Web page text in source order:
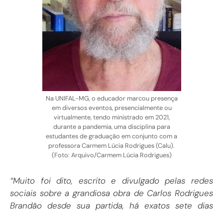
Na UNIFAL-MG, o educador marcou presença
em diversos eventos, presencialmente ou
virtualmente, tendo ministrado em 2021,
durante a pandemia, uma disciplina para
estudantes de graduação em conjunto com a
professora Carmem Lúcia Rodrigues (Calu).
(Foto: Arquivo/Carmem Lúcia Rodrigues)
“Muito foi dito, escrito e divulgado pelas redes
sociais sobre a grandiosa obra de Carlos Rodrigues
Brandão desde sua partida, há exatos sete dias